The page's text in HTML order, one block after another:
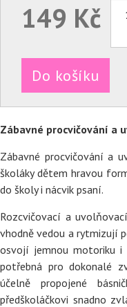
149 Kč
Do košíku
Zábavné procvičování a
Zábavné procvičování a
školáky dětem hravou
do školy i nácvik psaní.
Rozcvičovací a
vhodně vedou a rytmizují
osvojí jemnou motoriku i
potřebná pro dokonalé
účelně propojené
předškoláčkovi snadno